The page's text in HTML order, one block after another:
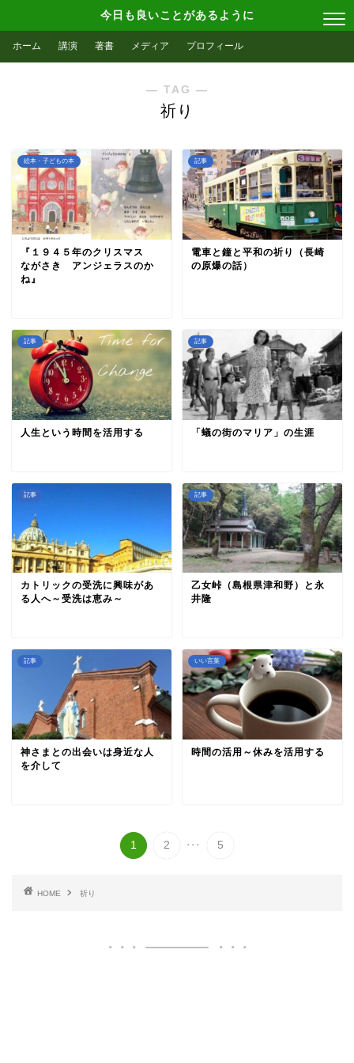
今日も良いことがあるように
ホーム 講演 著書 メディア プロフィール
― TAG ―
祈り
絵本・子どもの本
『１９４５年のクリスマス
ながさき アンジェラスのか
ね』
記事
電車と鐘と平和の祈り（長崎
の原爆の話）
記事
人生という時間を活用する
記事
「蟻の街のマリア」の生涯
記事
カトリックの受洗に興味があ
る人へ～受洗は恵み～
記事
乙女峠（島根県津和野）と永
井隆
記事
神さまとの出会いは身近な人
を介して
いい言葉
時間の活用～休みを活用する
1 2 ... 5
HOME 祈り